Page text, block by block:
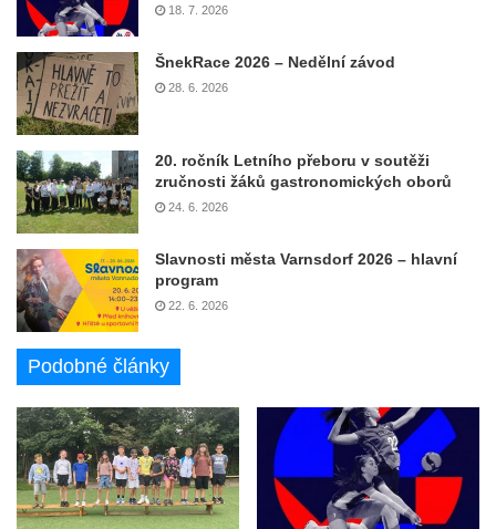
18. 7. 2026
ŠnekRace 2026 – Nedělní závod
28. 6. 2026
20. ročník Letního přeboru v soutěži
zručnosti žáků gastronomických oborů
24. 6. 2026
Slavnosti města Varnsdorf 2026 – hlavní
program
22. 6. 2026
Podobné články